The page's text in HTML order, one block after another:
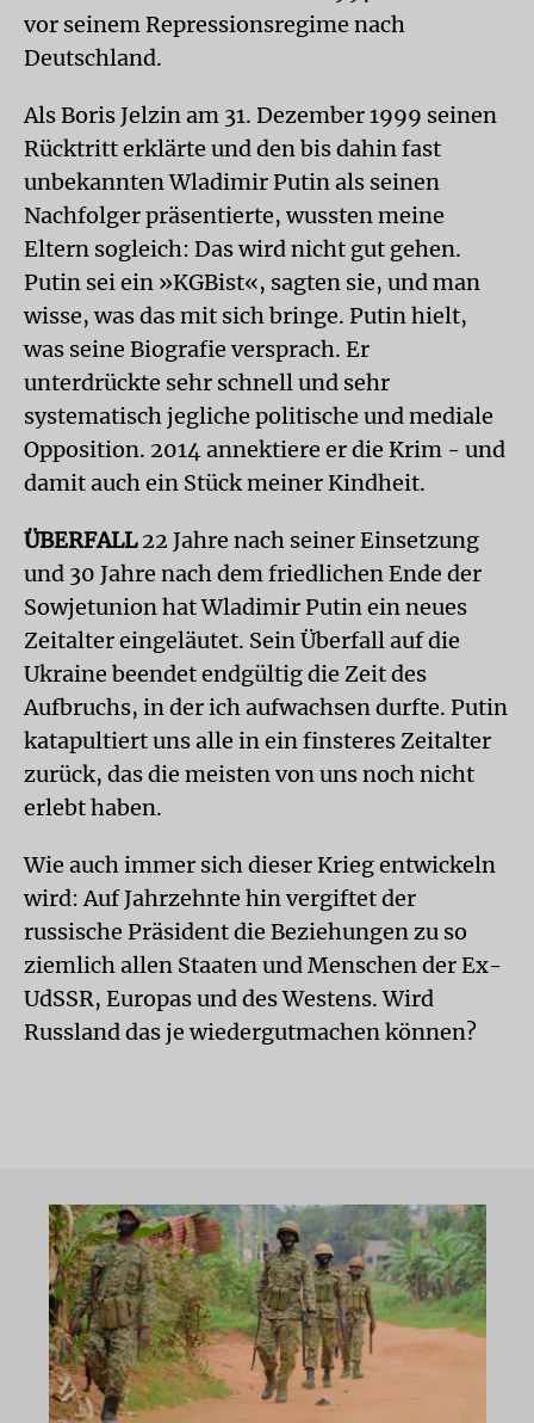
vor seinem Repressionsregime nach
Deutschland.
Als Boris Jelzin am 31. Dezember 1999 seinen
Rücktritt erklärte und den bis dahin fast
unbekannten Wladimir Putin als seinen
Nachfolger präsentierte, wussten meine
Eltern sogleich: Das wird nicht gut gehen.
Putin sei ein »KGBist«, sagten sie, und man
wisse, was das mit sich bringe. Putin hielt,
was seine Biografie versprach. Er
unterdrückte sehr schnell und sehr
systematisch jegliche politische und mediale
Opposition. 2014 annektiere er die Krim - und
damit auch ein Stück meiner Kindheit.
ÜBERFALL22 Jahre nach seiner Einsetzung
und 30 Jahre nach dem friedlichen Ende der
Sowjetunion hat Wladimir Putin ein neues
Zeitalter eingeläutet. Sein Überfall auf die
Ukraine beendet endgültig die Zeit des
Aufbruchs, in der ich aufwachsen durfte. Putin
katapultiert uns alle in ein finsteres Zeitalter
zurück, das die meisten von uns noch nicht
erlebt haben.
Wie auch immer sich dieser Krieg entwickeln
wird: Auf Jahrzehnte hin vergiftet der
russische Präsident die Beziehungen zu so
ziemlich allen Staaten und Menschen der Ex-
UdSSR, Europas und des Westens. Wird
Russland das je wiedergutmachen können?